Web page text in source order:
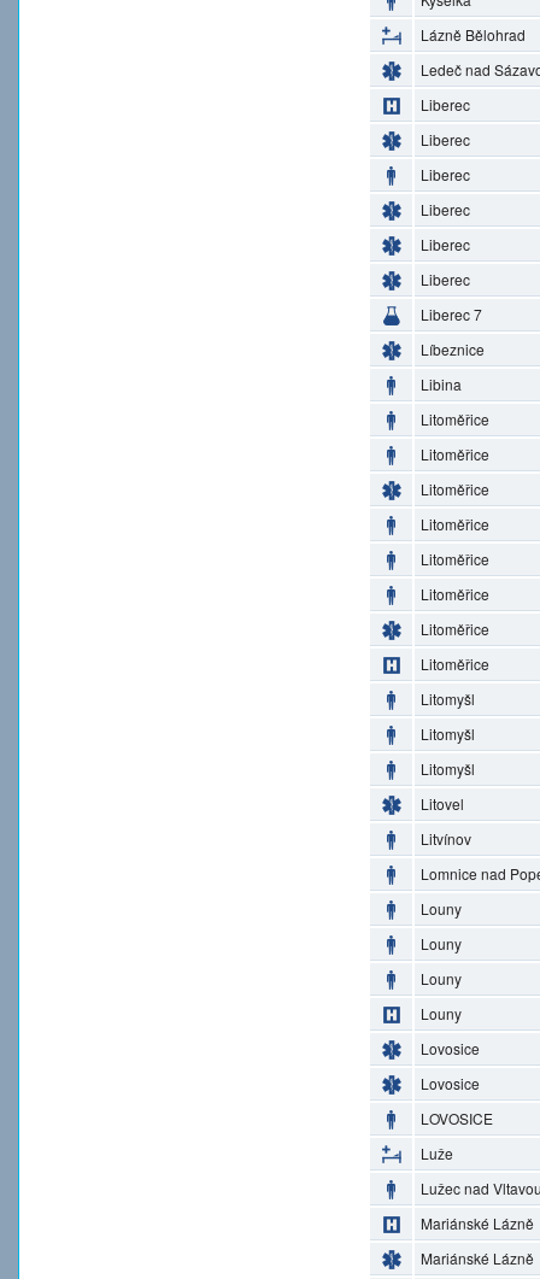
Lázně Bělohrad
Ledeč nad
Liberec
Liberec
Liberec
Liberec
Liberec
Liberec
Liberec 7
Líbeznice
Libina
Litoměřice
Litoměřice
Litoměřice
Litoměřice
Litoměřice
Litoměřice
Litoměřice
Litoměřice
Litomyšl
Litomyšl
Litomyšl
Litovel
Litvínov
Lomnice nad
Louny
Louny
Louny
Louny
Lovosice
Lovosice
LOVOSICE
Luže
Lužec nad
Mariánské Lázně
Mariánské Lázně